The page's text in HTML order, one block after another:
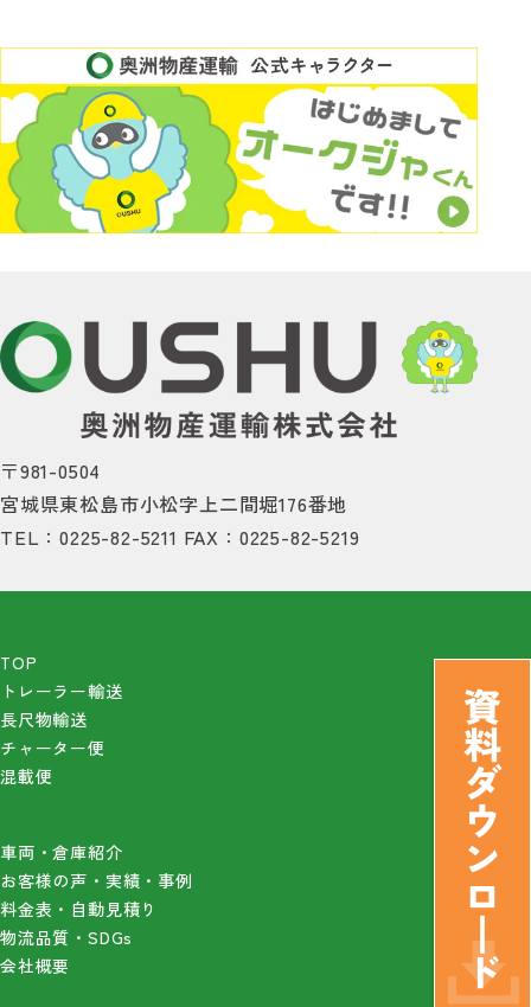
〒981-0504
宮城県東松島市小松字上二間堀176番地
TEL：0225-82-5211 FAX：0225-82-5219
TOP
トレーラー輸送
長尺物輸送
チャーター便
混載便
車両・倉庫紹介
お客様の声・実績・事例
料金表・自動見積り
物流品質・SDGs
会社概要